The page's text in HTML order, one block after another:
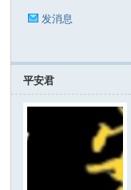
发消息
平安君